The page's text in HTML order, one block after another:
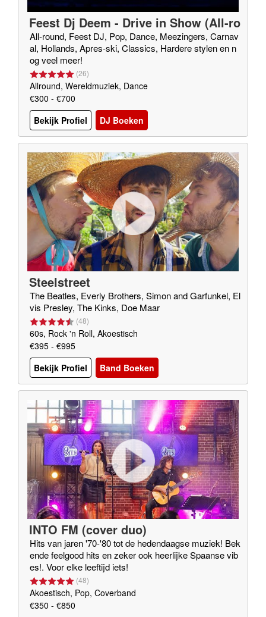
Feest Dj Deem - Drive in Show (All-ro
und Dj)
All-round, Feest DJ, Pop, Dance, Meezingers, Carnav
al, Hollands, Apres-ski, Classics, Hardere stylen en n
og veel meer!
(26)
Allround, Wereldmuziek, Dance
€300 - €700
Bekijk Profiel
DJ Boeken
Steelstreet
The Beatles, Everly Brothers, Simon and Garfunkel, El
vis Presley, The Kinks, Doe Maar
(48)
60s, Rock 'n Roll, Akoestisch
€395 - €995
Bekijk Profiel
Band Boeken
INTO FM (cover duo)
Hits van jaren '70-'80 tot de hedendaagse muziek! Bek
ende feelgood hits en zeker ook heerlijke Spaanse vib
es!. Voor elke leeftijd iets!
(48)
Akoestisch, Pop, Coverband
€350 - €850